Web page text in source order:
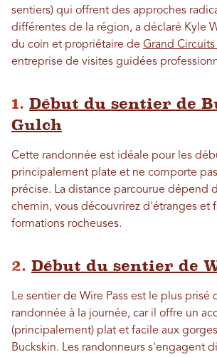
sentiers) qui offrent des approches
différentes de la région, a déclaré Kyle
du coin et propriétaire de Grand
entreprise de visites guidées
1. Début du sentier de
Gulch
Cette randonnée est idéale pour les
principalement plate et ne comporte
précise. La distance parcourue dépend
chemin, vous découvrirez d'étranges et
formations rocheuses.
2. Début du sentier de
Le sentier de Wire Pass est le plus prisé
randonnée à la journée, car il offre un
(principalement) plat et facile aux
Buckskin. Les randonneurs s'engagent